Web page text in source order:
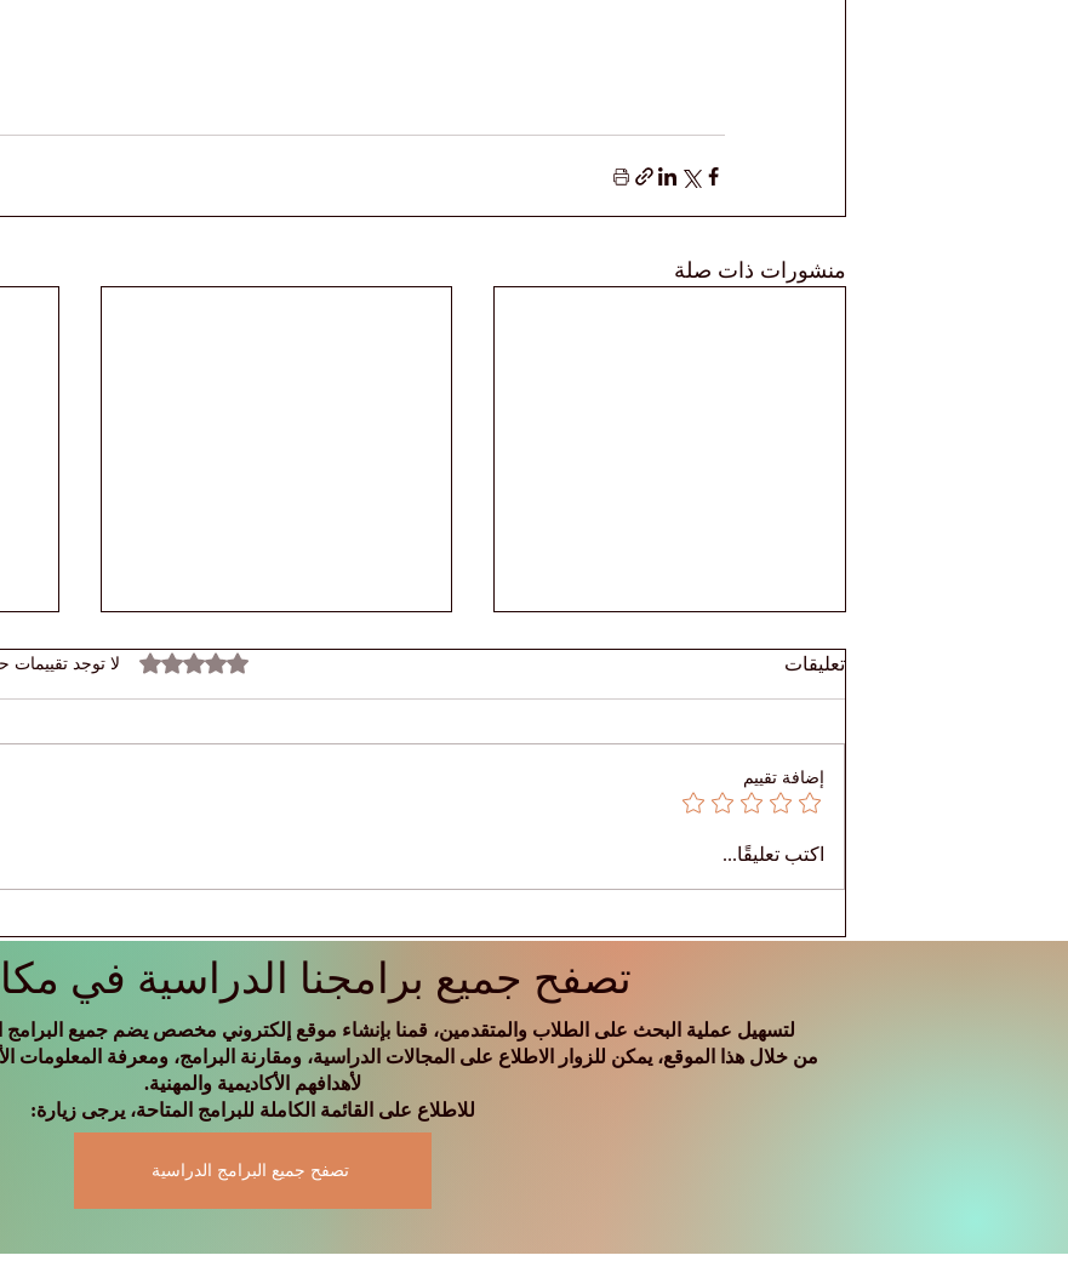
منشورات ذات صلة
🎓 تعرّفوا على ريم — تعلّم بلا
حدود
مرتفعة: ماذا يعني عصر المال
والاقتصاد العالمي؟
تعليقات تم التقييم بـ 0 من أصل 5 نجوم. لا توجد تقييمات
إضافة تقييم
اكتب تعليقًا...
تصفح جميع برامجنا الدراسية في
لتسهيل عملية البحث على الطلاب والمتقدمين، قمنا بإنشاء موقع إلكتروني مخصص يضم جميع البرامج
من خلال هذا الموقع، يمكن للزوار الاطلاع على المجالات الدراسية، ومقارنة البرامج، ومعرفة المعلومات
لأهدافهم الأكاديمية والمهنية.
للاطلاع على القائمة الكاملة للبرامج المتاحة، يرجى زيارة:
تصفح جميع البرامج الدراسية